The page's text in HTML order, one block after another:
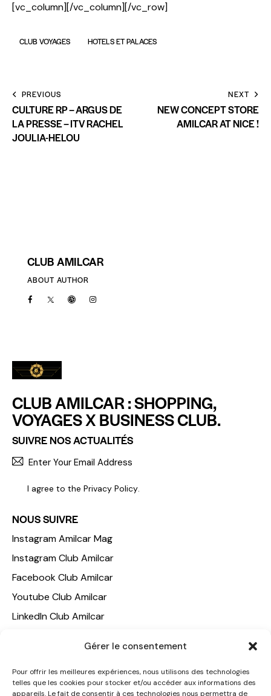
Gérer le consentement
Pour offrir les meilleures expériences, nous utilisons des technologies
telles que les cookies pour stocker et/ou accéder aux informations des
appareils. Le fait de consentir à ces technologies nous permettra de
[vc_column][/vc_column][/vc_row]
CLUB VOYAGES HOTELS ET PALACES
PREVIOUS
CULTURE RP – ARGUS DE
LA PRESSE – ITV RACHEL
JOULIA-HELOU
NEXT
NEW CONCEPT STORE
AMILCAR AT NICE !
CLUB AMILCAR
ABOUT AUTHOR
CLUB AMILCAR : SHOPPING,
VOYAGES X BUSINESS CLUB.
SUIVRE NOS ACTUALITÉS
I agree to the Privacy Policy.
NOUS SUIVRE
Instagram Amilcar Mag
Instagram Club Amilcar
Facebook Club Amilcar
Youtube Club Amilcar
LinkedIn Club Amilcar
NOTRE GROUPE
ACCUEIL
AMILCAR TRAVEL CLUB